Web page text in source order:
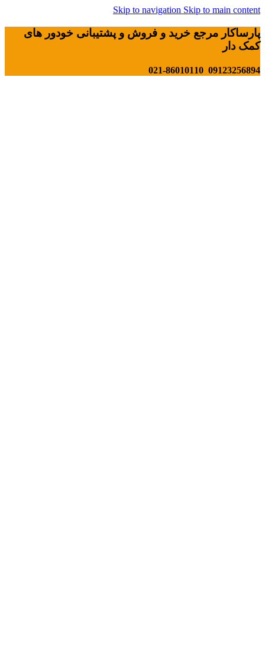
Skip to navigation Skip to main content
پارساکار مرجع خرید و فروش و پشتیبانی خودور های
کمک دار
09123256894 021-86010110